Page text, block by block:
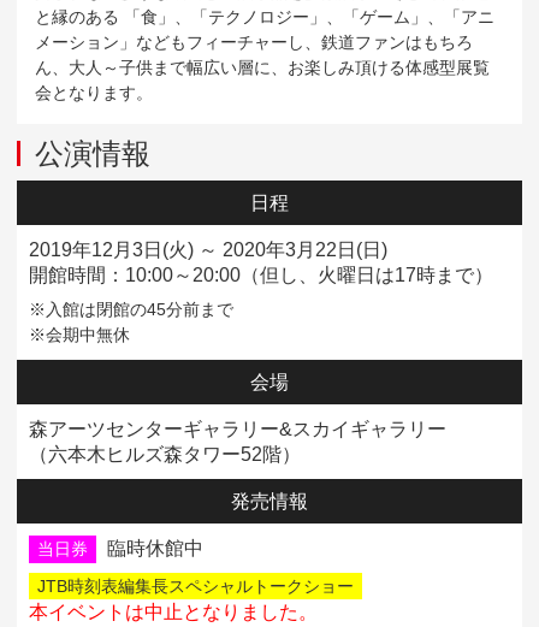
と縁のある 「食」、「テクノロジー」、「ゲーム」、「アニ
メーション」などもフィーチャーし、鉄道ファンはもちろ
ん、大人～子供まで幅広い層に、お楽しみ頂ける体感型展覧
会となります。
公演情報
日程
2019年12月3日(火) ～ 2020年3月22日(日)
開館時間：10:00～20:00（但し、火曜日は17時まで）
※入館は閉館の45分前まで
※会期中無休
会場
森アーツセンターギャラリー&スカイギャラリー
（六本木ヒルズ森タワー52階）
発売情報
当日券 臨時休館中
JTB時刻表編集長スペシャルトークショー
本イベントは中止となりました。